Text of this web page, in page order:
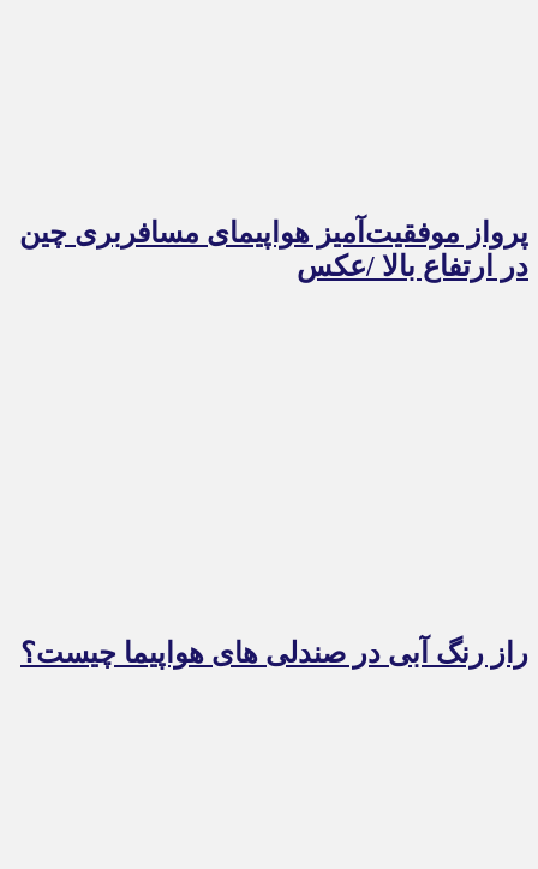
پرواز موفقیت‌آمیز هواپیمای مسافربری چین
در ارتفاع بالا /عکس
راز رنگ آبی در صندلی های هواپیما چیست؟